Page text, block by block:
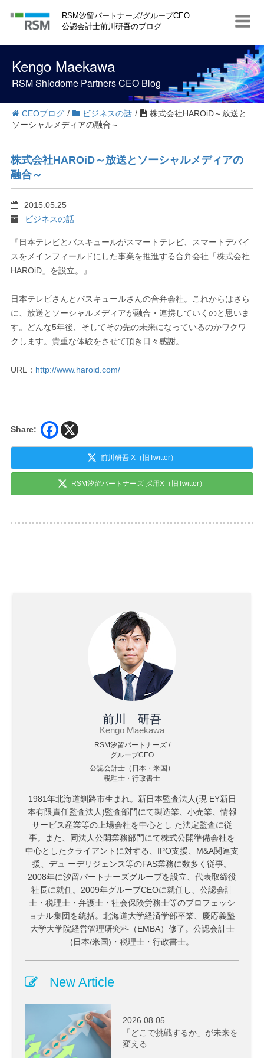
t
RSM汐留パートナーズ/グループCEO
公認会計士前川研吾のブログ
Kengo Maekawa
RSM Shiodome Partners CEO Blog
CEOブログ / ビジネスの話 /
株式会社HAROiD～放送と
ソーシャルメディアの融合～
株式会社HAROiD～放送とソーシャルメディアの
融合～
2015.05.25
ビジネスの話
『日本テレビとバスキュールがスマートテレビ、スマートデバイ
スをメインフィールドにした事業を推進する合弁会社「株式会社
HAROiD」を設立。』
日本テレビさんとバスキュールさんの合弁会社。これからはさら
に、放送とソーシャルメディアが融合・連携していくのと思いま
す。どんな5年後、そしてその先の未来になっているのかワクワ
クします。貴重な体験をさせて頂き日々感謝。
URL： http://www.haroid.com/
Share:
前川研吾 X（旧Twitter）
RSM汐留パートナーズ 採用X（旧Twitter）
前川 研吾
Kengo Maekawa
RSM汐留パートナーズ /
グループCEO
公認会計士（日本・米国）
税理士・行政書士
1981年北海道釧路市生まれ。新日本監査法人(現 EY新日
本有限責任監査法人)監査部門にて製造業、小売業、情報
サービス産業等の上場会社を中心とし た法定監査に従
事。また、同法人公開業務部門にて株式公開準備会社を
中心としたクライアントに対する、IPO支援、M&A関連支
援、デュ ーデリジェンス等のFAS業務に数多く従事。
2008年に汐留パートナーズグループを設立、代表取締役
社長に就任。2009年グループCEOに就任し、公認会計
士・税理士・弁護士・社会保険労務士等のプロフェッシ
ョナル集団を統括。北海道大学経済学部卒業、慶応義塾
大学大学院経営管理研究科（EMBA）修了。公認会計士
(日本/米国)・税理士・行政書士。
New Article
2026.08.05
「どこで挑戦するか」が未来を
変える